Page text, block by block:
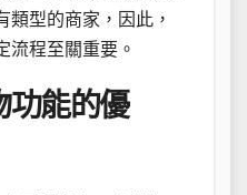
類型的商家，因此，
流程至關重要。
功能的優